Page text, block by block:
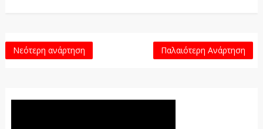
Νεότερη ανάρτηση Παλαιότερη Ανάρτηση